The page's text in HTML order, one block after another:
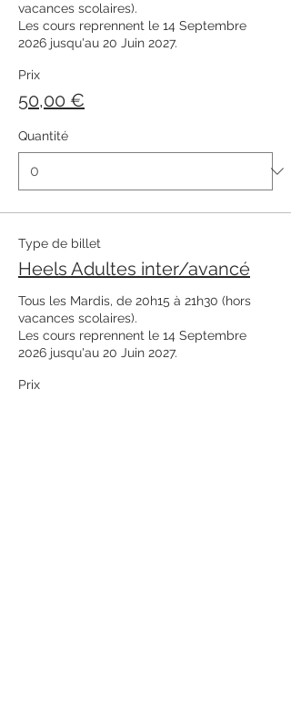
vacances scolaires).
Les cours reprennent le 14 Septembre
2026 jusqu'au 20 Juin 2027.
Prix
50,00 €
Quantité
Type de billet
Heels Adultes inter/avancé
Tous les Mardis, de 20h15 à 21h30 (hors
vacances scolaires).
Les cours reprennent le 14 Septembre
2026 jusqu'au 20 Juin 2027.
Prix